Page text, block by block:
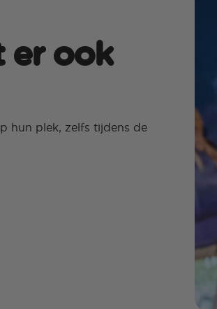
er ook
hun plek, zelfs tijdens de